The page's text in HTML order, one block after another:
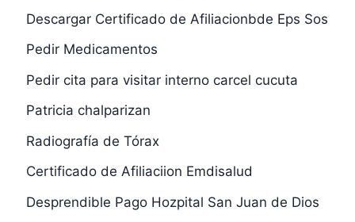
Descargar Certificado de Afiliacionbde Eps Sos
Pedir Medicamentos
Pedir cita para visitar interno carcel cucuta
Patricia chalparizan
Radiografía de Tórax
Certificado de Afiliaciion Emdisalud
Desprendible Pago Hozpital San Juan de Dios